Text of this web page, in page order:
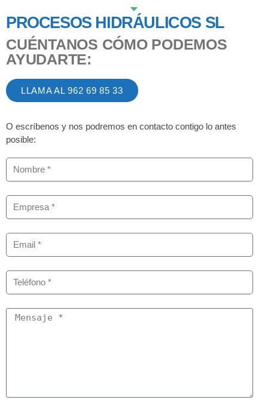
PROCESOS HIDRÁULICOS SL
CUÉNTANOS CÓMO PODEMOS
AYUDARTE:
LLAMA AL 962 69 85 33
O escríbenos y nos podremos en contacto contigo lo antes
posible: